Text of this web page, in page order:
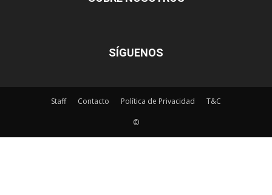
SÍGUENOS
Staff Contacto Política de Privacidad T&C
©